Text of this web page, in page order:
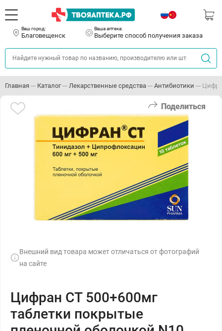
Ваш город:
Благовещенск
Ваша аптека:
Выберите способ получения заказа
Главная Каталог Лекарственные средства Антибиотики
Поделиться
Внешний вид товара может отличаться от фотографий
на сайте
Цифран СТ 500+600мг
таблетки покрытые